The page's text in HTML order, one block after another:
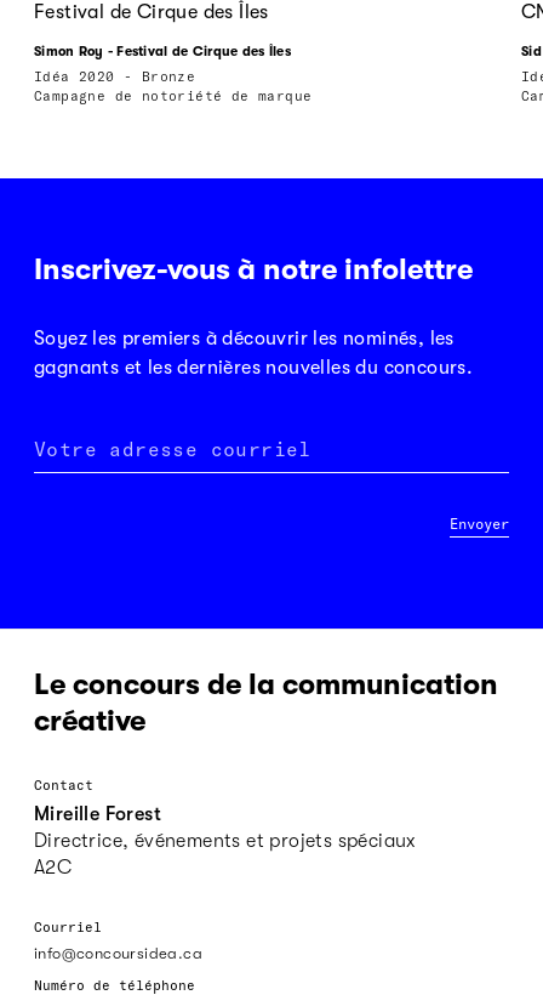
Festival de Cirque des Îles
Simon Roy - Festival de Cirque des Îles
Idéa 2020 - Bronze
Campagne de notoriété de marque
Inscrivez-vous à notre infolettre
Soyez les premiers à découvrir les nominés, les
gagnants et les dernières nouvelles du concours.
Votre adresse courriel
Envoyer
Le concours de la communication
créative
Contact
Mireille Forest
Directrice, événements et projets spéciaux
A2C
Courriel
info@concoursidea.ca
Numéro de téléphone